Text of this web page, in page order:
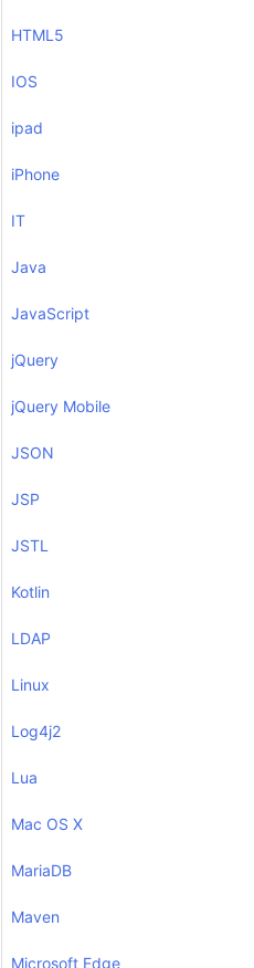
HTML5
IOS
ipad
iPhone
IT
Java
JavaScript
jQuery
jQuery Mobile
JSON
JSP
JSTL
Kotlin
LDAP
Linux
Log4j2
Lua
Mac OS X
MariaDB
Maven
Microsoft Edge